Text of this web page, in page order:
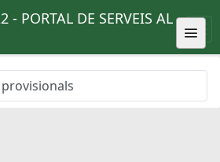
- PORTAL DE SERVEIS AL